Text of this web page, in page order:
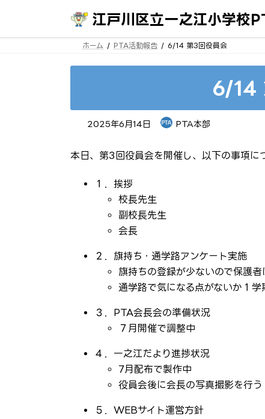
ン
ー
江戸川区立一之江小学校
ホーム PTA活動報告 6/14 第3回役員会
6/14
2025年6月14日 PTA本部
本日、第3回役員会を開催し、以下の事項に
１．挨拶
校長先生
副校長先生
会長
２．旗持ち・通学路アンケート実施
旗持ちの登録が少ないので保護
通学路で気になる点がないか１
３．PTA会長会の準備状況
７月開催で調整中
４．一之江だより進捗状況
7月配布で製作中
役員会後に会長の写真撮影を行う
５．WEBサイト運営方針